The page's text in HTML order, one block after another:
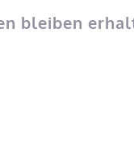
bleiben